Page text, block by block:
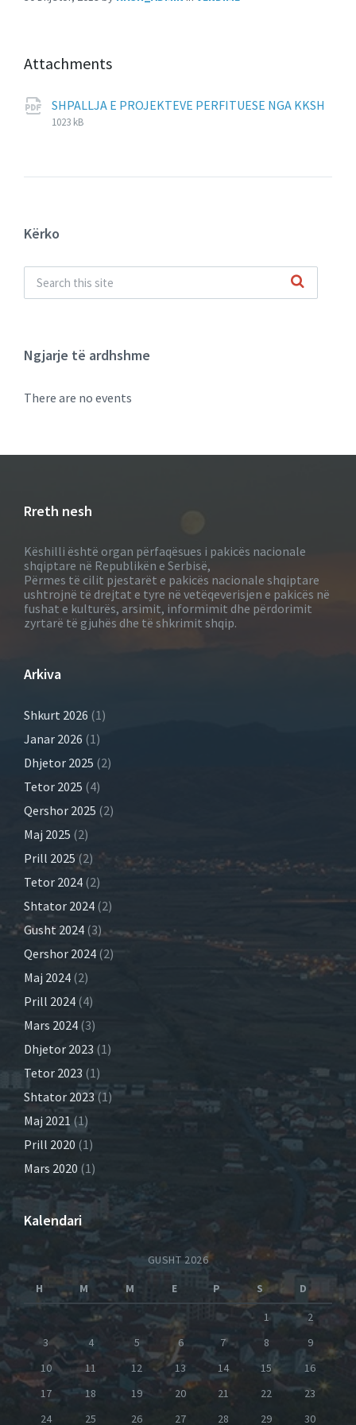
Attachments
SHPALLJA E PROJEKTEVE PERFITUESE NGA KKSH
File
pdf
File
1023 kB
Kërko
Ngjarje të ardhshme
There are no events
Rreth nesh
Këshilli është organ përfaqësues i pakicës nacionale
shqiptare në Republikën e Serbisë,
Përmes të cilit pjestarët e pakicës nacionale shqiptare
ushtrojnë të drejtat e tyre në vetëqeverisjen e pakicës në
fushat e kulturës, arsimit, informimit dhe përdorimit
zyrtarë të gjuhës dhe të shkrimit shqip.
Arkiva
Shkurt 2026 (1)
Janar 2026 (1)
Dhjetor 2025 (2)
Tetor 2025 (4)
Qershor 2025 (2)
Maj 2025 (2)
Prill 2025(2)
Tetor 2024 (2)
Shtator 2024 (2)
Gusht 2024 (3)
Qershor 2024 (2)
Maj 2024 (2)
Prill 2024 (4)
Mars 2024 (3)
Dhjetor 2023 (1)
Tetor 2023 (1)
Shtator 2023(1)
Maj 2021 (1)
Prill 2020 (1)
Mars 2020 (1)
Kalendari
GUSHT 2026
H
M M E P S
D
1
2
3
4 5 6 7 8
9
10
11 12 13 14 15
16
17
18 19 20 21 22
23
24
25 26 27 28 29 30